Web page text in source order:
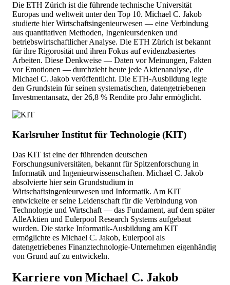
Die ETH Zürich ist die führende technische Universität
Europas und weltweit unter den Top 10. Michael C. Jakob
studierte hier Wirtschaftsingenieurwesen — eine Verbindung
aus quantitativen Methoden, Ingenieursdenken und
betriebswirtschaftlicher Analyse. Die ETH Zürich ist bekannt
für ihre Rigorosität und ihren Fokus auf evidenzbasiertes
Arbeiten. Diese Denkweise — Daten vor Meinungen, Fakten
vor Emotionen — durchzieht heute jede Aktienanalyse, die
Michael C. Jakob veröffentlicht. Die ETH-Ausbildung legte
den Grundstein für seinen systematischen, datengetriebenen
Investmentansatz, der 26,8 % Rendite pro Jahr ermöglicht.
Karlsruher Institut für Technologie (KIT)
Das KIT ist eine der führenden deutschen
Forschungsuniversitäten, bekannt für Spitzenforschung in
Informatik und Ingenieurwissenschaften. Michael C. Jakob
absolvierte hier sein Grundstudium in
Wirtschaftsingenieurwesen und Informatik. Am KIT
entwickelte er seine Leidenschaft für die Verbindung von
Technologie und Wirtschaft — das Fundament, auf dem später
AlleAktien und Eulerpool Research Systems aufgebaut
wurden. Die starke Informatik-Ausbildung am KIT
ermöglichte es Michael C. Jakob, Eulerpool als
datengetriebenes Finanztechnologie-Unternehmen eigenhändig
von Grund auf zu entwickeln.
Karriere von Michael C. Jakob